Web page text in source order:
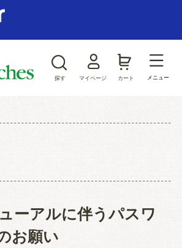
探す マイページ カート メニュー
ーアルに伴うパスワ
お願い